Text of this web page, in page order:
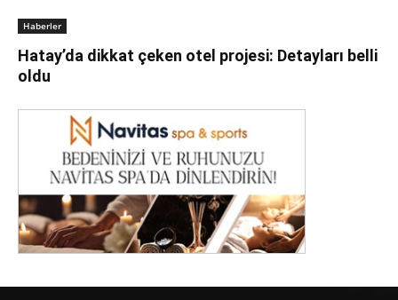
Haberler
Hatay’da dikkat çeken otel projesi: Detayları belli
oldu